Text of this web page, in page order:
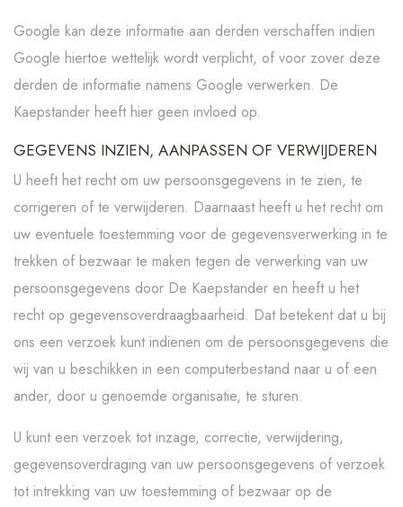
Google kan deze informatie aan derden verschaffen indien
Google hiertoe wettelijk wordt verplicht, of voor zover deze
derden de informatie namens Google verwerken. De
Kaepstander heeft hier geen invloed op.
GEGEVENS INZIEN, AANPASSEN OF VERWIJDEREN
U heeft het recht om uw persoonsgegevens in te zien, te
corrigeren of te verwijderen. Daarnaast heeft u het recht om
uw eventuele toestemming voor de gegevensverwerking in te
trekken of bezwaar te maken tegen de verwerking van uw
persoonsgegevens door De Kaepstander en heeft u het
recht op gegevensoverdraagbaarheid. Dat betekent dat u bij
ons een verzoek kunt indienen om de persoonsgegevens die
wij van u beschikken in een computerbestand naar u of een
ander, door u genoemde organisatie, te sturen.
U kunt een verzoek tot inzage, correctie, verwijdering,
gegevensoverdraging van uw persoonsgegevens of verzoek
tot intrekking van uw toestemming of bezwaar op de